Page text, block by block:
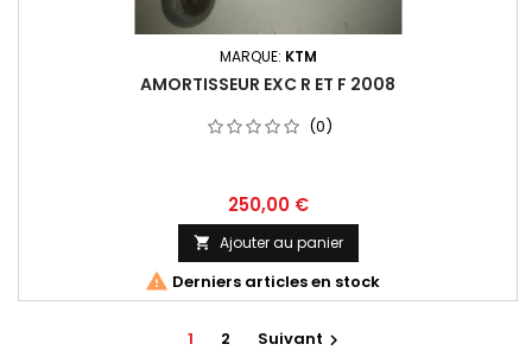
MARQUE: KTM
AMORTISSEUR EXC R ET F 2008
(0)
250,00 €
 Ajouter au panier
 Derniers articles en stock
1 2 Suivant 